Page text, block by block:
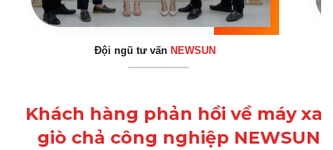
Đội ngũ tư vấn NEWSUN
Khách hàng phản hồi về máy xay
giò chả công nghiệp NEWSUN